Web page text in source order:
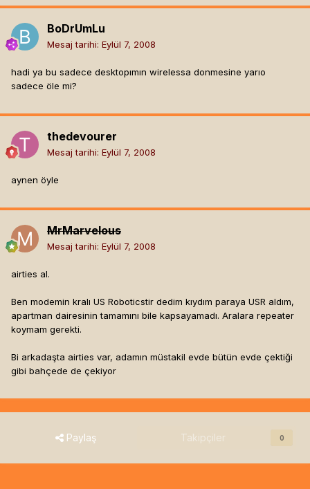
BoDrUmLu
Mesaj tarihi: Eylül 7, 2008
hadi ya bu sadece desktopımın wirelessa donmesine yarıo
sadece öle mi?
thedevourer
Mesaj tarihi: Eylül 7, 2008
aynen öyle
MrMarvelous
Mesaj tarihi: Eylül 7, 2008
airties al.
Ben modemin kralı US Roboticstir dedim kıydım paraya USR aldım,
apartman dairesinin tamamını bile kapsayamadı. Aralara repeater
koymam gerekti.
Bi arkadaşta airties var, adamın müstakil evde bütün evde çektiği
gibi bahçede de çekiyor
Paylaş Takipçiler 0